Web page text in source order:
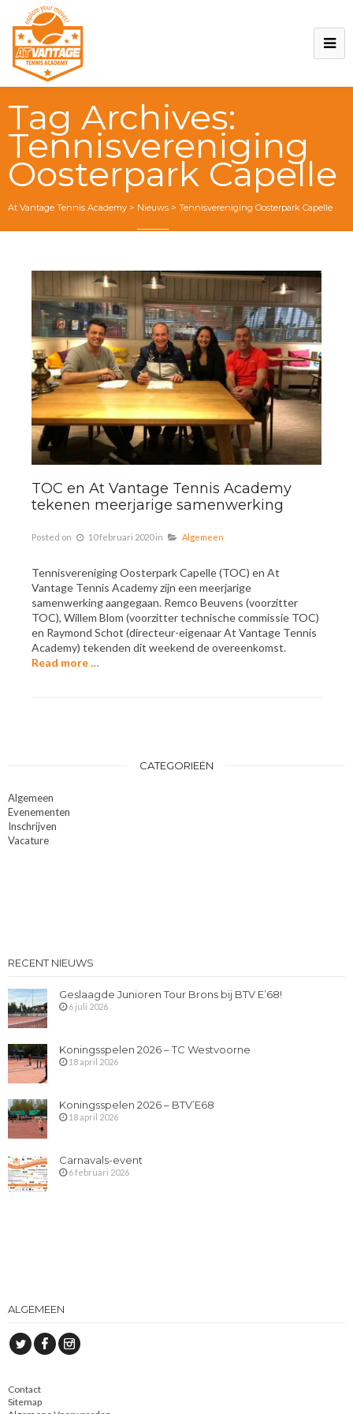
Tag Archives:
Tennisvereniging
Oosterpark Capelle
At Vantage Tennis Academy > Nieuws > Tennisvereniging Oosterpark Capelle
TOC en At Vantage Tennis Academy
tekenen meerjarige samenwerking
Posted on 10 februari 2020 in Algemeen
Tennisvereniging Oosterpark Capelle (TOC) en At
Vantage Tennis Academy zijn een meerjarige
samenwerking aangegaan. Remco Beuvens (voorzitter
TOC), Willem Blom (voorzitter technische commissie TOC)
en Raymond Schot (directeur-eigenaar At Vantage Tennis
Academy) tekenden dit weekend de overeenkomst.
Read more …
CATEGORIEËN
Algemeen
Evenementen
Inschrijven
Vacature
RECENT NIEUWS
Geslaagde Junioren Tour Brons bij BTV E’68!
6 juli 2026
Koningsspelen 2026 – TC Westvoorne
18 april 2026
Koningsspelen 2026 – BTV’E68
18 april 2026
Carnavals-event
6 februari 2026
ALGEMEEN
Contact
Sitemap